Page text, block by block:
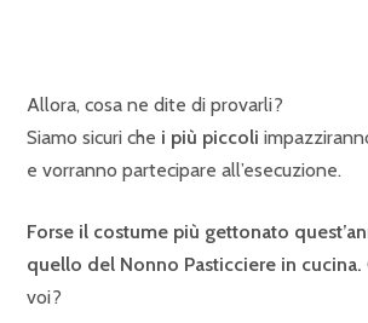
Allora, cosa ne dite di provarli?
Siamo sicuri che i più piccoli
e vorranno partecipare all’esecuzione.
Forse il costume più gettonato
quello del Nonno Pasticciere in cucina.
voi?